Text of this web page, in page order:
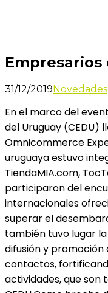
31/12/2019Novedades
En el marco del
del Uruguay (CEDU)
Omnicommerce
uruguaya estuvo
TiendaMIA.com,
participaron del
internacionales
superar el
también tuvo lugar
difusión y promoción
contactos,
actividades, que son